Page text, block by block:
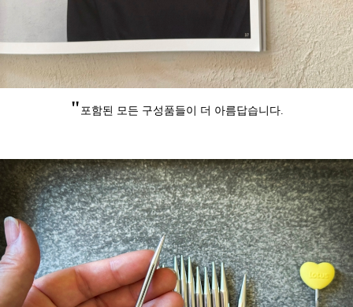
" 포함된 모든 구성품들이 더 아름답습니다.